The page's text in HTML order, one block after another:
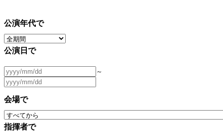
公演年代で
公演日で
～
会場で
指揮者で